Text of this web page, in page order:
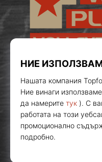
WePlayVolleyball.bg